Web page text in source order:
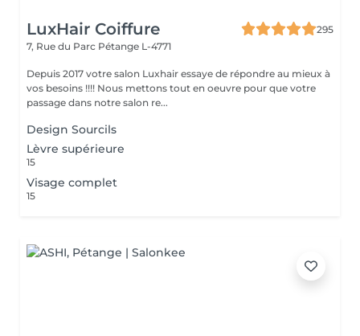
LuxHair Coiffure
295
7, Rue du Parc Pétange L-4771
Depuis 2017 votre salon Luxhair essaye de répondre au mieux à
vos besoins !!!! Nous mettons tout en oeuvre pour que votre
passage dans notre salon re...
Design Sourcils
Lèvre supérieure
15
Visage complet
15